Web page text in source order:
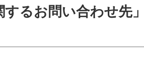
するお問い合わせ先